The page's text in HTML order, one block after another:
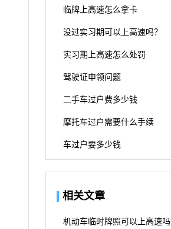
临牌上高速怎么拿卡
没过实习期可以上高速吗？
实习期上高速怎么处罚
驾驶证申领问题
二手车过户费多少钱
摩托车过户需要什么手续
车过户要多少钱
相关文章
机动车临时牌照可以上高速吗